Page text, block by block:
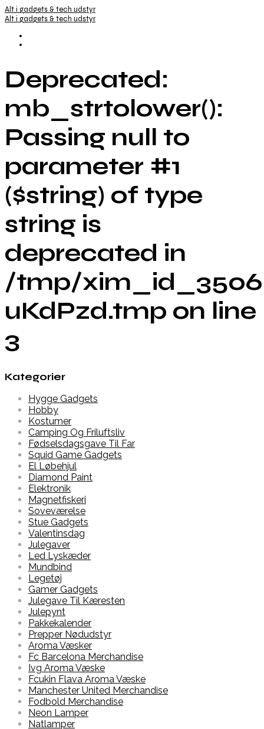
Alt i gadgets & tech udstyr
Alt i gadgets & tech udstyr
Deprecated:
mb_strtolower():
Passing null to
parameter #1
($string) of type
string is
deprecated in
/tmp/
uKdPzd.tmp on line
3
Kategorier
Hygge Gadgets
Hobby
Kostumer
Camping Og Friluftsliv
Fødselsdagsgave Til Far
Squid Game Gadgets
El Løbehjul
Diamond Paint
Elektronik
Magnetfiskeri
Soveværelse
Stue Gadgets
Valentinsdag
Julegaver
Led Lyskæder
Mundbind
Legetøj
Gamer Gadgets
Julegave Til Kæresten
Julepynt
Pakkekalender
Prepper Nødudstyr
Aroma Væsker
Fc Barcelona Merchandise
Ivg Aroma Væske
Fcukin Flava Aroma Væske
Manchester United Merchandise
Fodbold Merchandise
Neon Lamper
Natlamper